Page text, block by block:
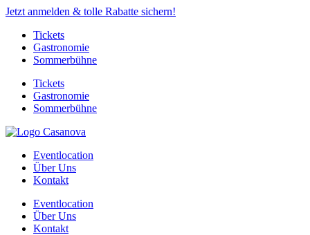
Jetzt anmelden & tolle Rabatte sichern!
Tickets
Gastronomie
Sommerbühne
Tickets
Gastronomie
Sommerbühne
Eventlocation
Über Uns
Kontakt
Eventlocation
Über Uns
Kontakt